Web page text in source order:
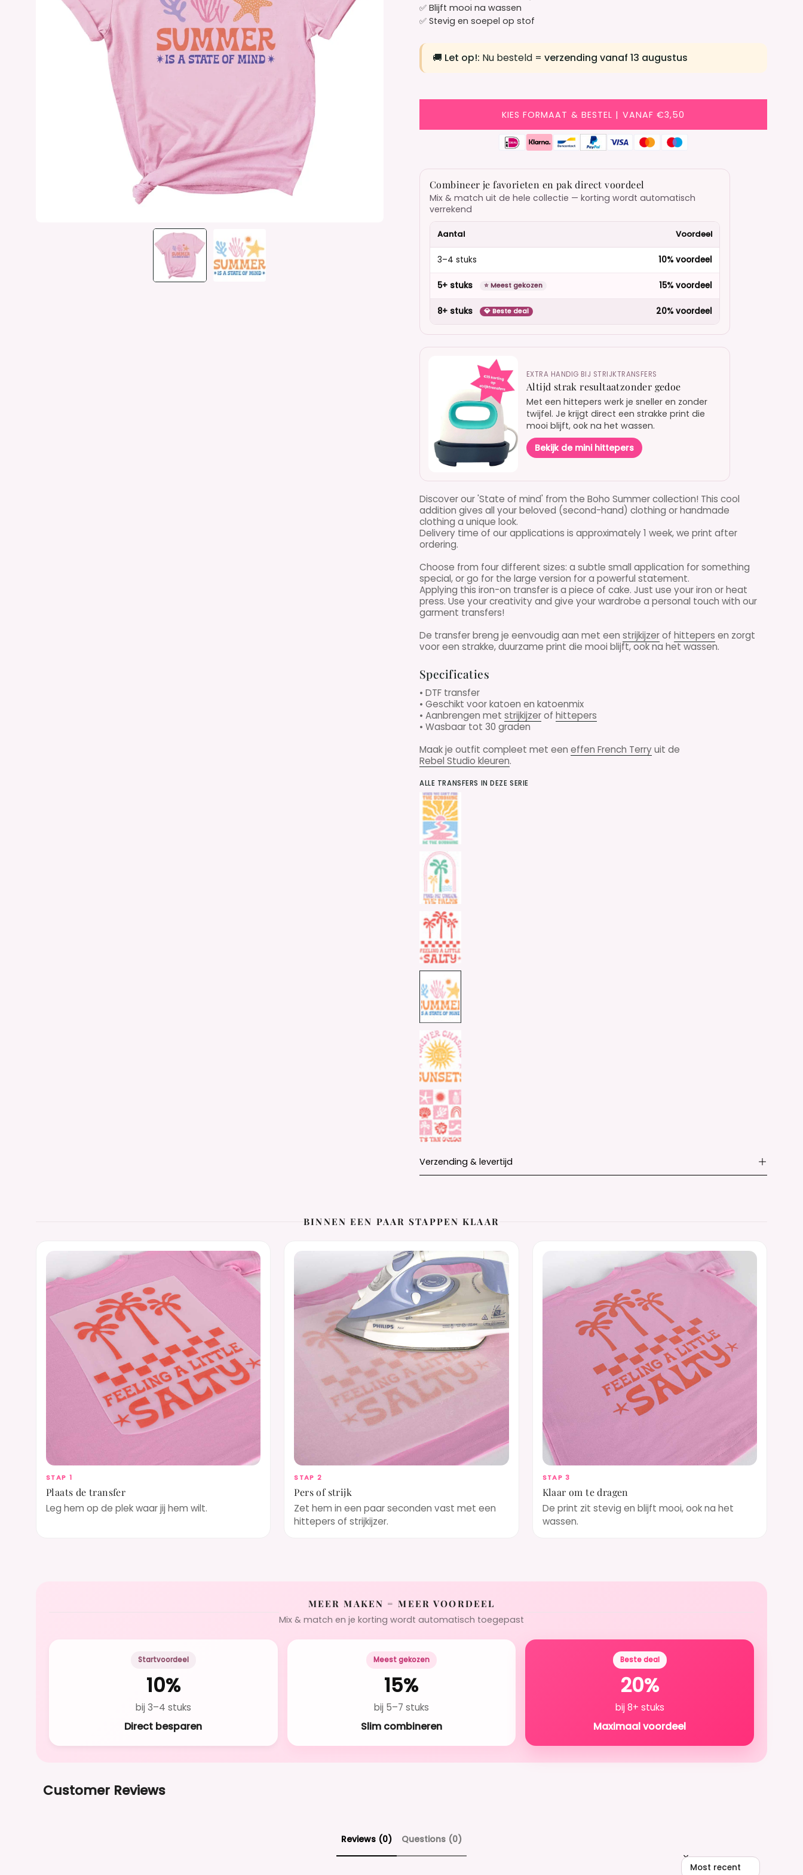
✅ Blijft mooi na wassen
✅ Stevig en soepel op stof
🚚 Let op!: Nu besteld = verzending vanaf 13 augustus
KIES FORMAAT & BESTEL | VANAF €3,50
Combineer je favorieten en pak direct voordeel
Mix & match uit de hele collectie — korting wordt automatisch
verrekend
Aantal Voordeel
3–4 stuks 10% voordeel
5+ stuks ⭐ Meest gekozen 15% voordeel
8+ stuks 💎 Beste deal 20% voordeel
EXTRA HANDIG BIJ STRIJKTRANSFERS
Altijd strak resultaatzonder gedoe
Met een hittepers werk je sneller en zonder
twijfel. Je krijgt direct een strakke print die
mooi blijft, ook na het wassen.
Bekijk de mini hittepers
Discover our 'State of mind' from the Boho Summer collection! This cool
addition gives all your beloved (second-hand) clothing or handmade
clothing a unique look.
Delivery time of our applications is approximately 1 week, we print after
ordering.
Choose from four different sizes: a subtle small application for something
special, or go for the large version for a powerful statement.
Applying this iron-on transfer is a piece of cake. Just use your iron or heat
press. Use your creativity and give your wardrobe a personal touch with our
garment transfers!
De transfer breng je eenvoudig aan met een strijkijzerof hittepers en zorgt
voor een strakke, duurzame print die mooi blijft, ook na het wassen.
Specificaties
• DTF transfer
• Geschikt voor katoen en katoenmix
• Aanbrengen met strijkijzerof hittepers
• Wasbaar tot 30 graden
Maak je outfit compleet met een effen French Terry uit de
Rebel Studio kleuren.
ALLE TRANSFERS IN DEZE SERIE
Verzending & levertijd
BINNEN EEN PAAR STAPPEN KLAAR
STAP 1
Plaats de transfer
Leg hem op de plek waar jij hem wilt.
STAP 2
Pers of strijk
Zet hem in een paar seconden vast met een
hittepers of strijkijzer.
STAP 3
Klaar om te dragen
De print zit stevig en blijft mooi, ook na het
wassen.
MEER MAKEN = MEER VOORDEEL
Mix & match en je korting wordt automatisch toegepast
Startvoordeel
10%
bij 3–4 stuks
Direct besparen
Meest gekozen
15%
bij 5–7 stuks
Slim combineren
Beste deal
20%
bij 8+ stuks
Maximaal voordeel
Customer Reviews
Reviews (0) Questions (0)
Sort reviews by